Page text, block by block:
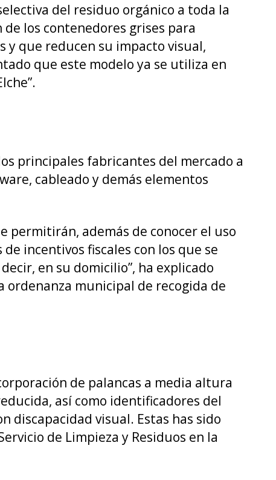
del residuo orgánico a toda la
los contenedores grises para
y que reducen su impacto visual,
que este modelo ya se utiliza en
principales fabricantes del mercado a
cableado y demás elementos
permitirán, además de conocer el uso
incentivos fiscales con los que se
en su domicilio”, ha explicado
ordenanza municipal de recogida de
de palancas a media altura
así como identificadores del
visual. Estas has sido
de Limpieza y Residuos en la